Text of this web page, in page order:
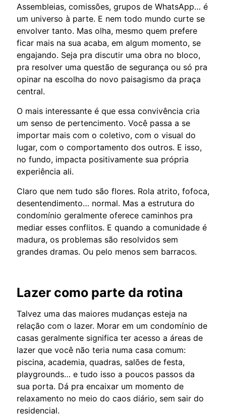
Assembleias, comissões, grupos de WhatsApp… é
um universo à parte. E nem todo mundo curte se
envolver tanto. Mas olha, mesmo quem prefere
ficar mais na sua acaba, em algum momento, se
engajando. Seja pra discutir uma obra no bloco,
pra resolver uma questão de segurança ou só pra
opinar na escolha do novo paisagismo da praça
central.
O mais interessante é que essa convivência cria
um senso de pertencimento. Você passa a se
importar mais com o coletivo, com o visual do
lugar, com o comportamento dos outros. E isso,
no fundo, impacta positivamente sua própria
experiência ali.
Claro que nem tudo são flores. Rola atrito, fofoca,
desentendimento… normal. Mas a estrutura do
condomínio geralmente oferece caminhos pra
mediar esses conflitos. E quando a comunidade é
madura, os problemas são resolvidos sem
grandes dramas. Ou pelo menos sem barracos.
Lazer como parte da rotina
Talvez uma das maiores mudanças esteja na
relação com o lazer. Morar em um condomínio de
casas geralmente significa ter acesso a áreas de
lazer que você não teria numa casa comum:
piscina, academia, quadras, salões de festa,
playgrounds… e tudo isso a poucos passos da
sua porta. Dá pra encaixar um momento de
relaxamento no meio do caos diário, sem sair do
residencial.